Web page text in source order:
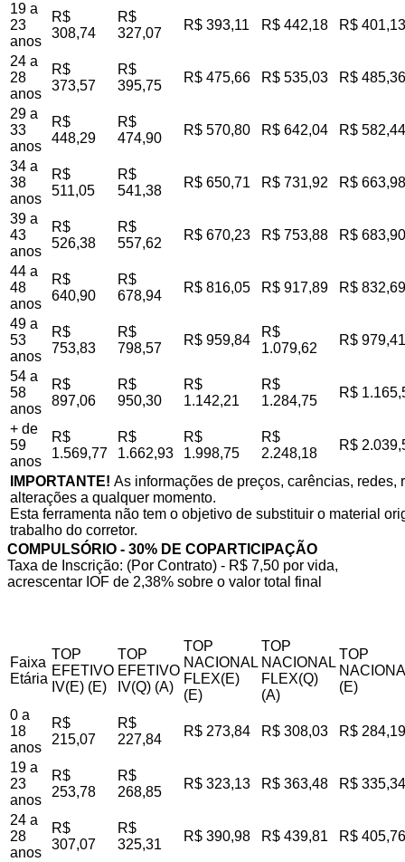
19 a
23
anos
R$
308,74
R$
327,07
R$ 393,11 R$ 442,18 R$ 401,13
24 a
28
anos
R$
373,57
R$
395,75
R$ 475,66 R$ 535,03 R$ 485,36
29 a
33
anos
R$
448,29
R$
474,90
R$ 570,80 R$ 642,04 R$ 582,44
34 a
38
anos
R$
511,05
R$
541,38
R$ 650,71 R$ 731,92 R$ 663,98
39 a
43
anos
R$
526,38
R$
557,62
R$ 670,23 R$ 753,88 R$ 683,90
44 a
48
anos
R$
640,90
R$
678,94
R$ 816,05 R$ 917,89 R$ 832,69
49 a
53
anos
R$
753,83
R$
798,57
R$ 959,84
R$
1.079,62
R$ 979,41
54 a
58
anos
R$
897,06
R$
950,30
R$
1.142,21
R$
1.284,75
R$
+ de
59
anos
R$
1.569,77
R$
1.662,93
R$
1.998,75
R$
2.248,18
R$
IMPORTANTE! As informações de preços, carências,
alterações a qualquer momento.
Esta ferramenta não tem o objetivo de substituir o material
trabalho do corretor.
COMPULSÓRIO - 30% DE COPARTICIPAÇÃO
Taxa de Inscrição: (Por Contrato) - R$ 7,50 por vida,
acrescentar IOF de 2,38% sobre o valor total final
Faixa
Etária
TOP
EFETIVO
IV(E) (E)
TOP
EFETIVO
IV(Q) (A)
TOP
NACIONAL
FLEX(E)
(E)
TOP
NACIONAL
FLEX(Q)
(A)
TOP
(E)
0 a
18
anos
R$
215,07
R$
227,84
R$ 273,84 R$ 308,03 R$ 284,19
19 a
23
anos
R$
253,78
R$
268,85
R$ 323,13 R$ 363,48 R$ 335,34
24 a
28
anos
R$
307,07
R$
325,31
R$ 390,98 R$ 439,81 R$ 405,76